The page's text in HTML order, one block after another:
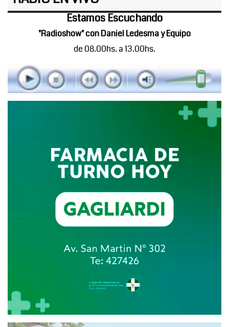
Estamos Escuchando
"Radioshow" con Daniel Ledesma y Equipo
de 08.00hs. a 13.00hs.